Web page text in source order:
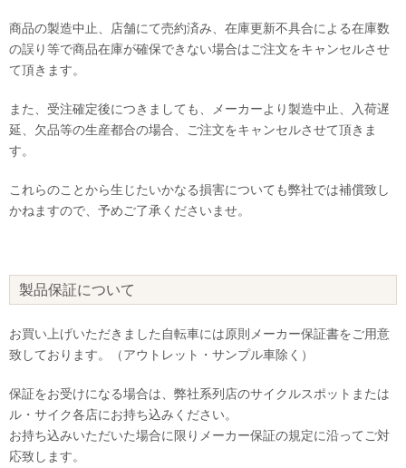
商品の製造中止、店舗にて売約済み、在庫更新不具合による在庫数
の誤り等で商品在庫が確保できない場合はご注文をキャンセルさせ
て頂きます。
また、受注確定後につきましても、メーカーより製造中止、入荷遅
延、欠品等の生産都合の場合、ご注文をキャンセルさせて頂きま
す。
これらのことから生じたいかなる損害についても弊社では補償致し
かねますので、予めご了承くださいませ。
製品保証について
お買い上げいただきました自転車には原則メーカー保証書をご用意
致しております。（アウトレット・サンプル車除く）
保証をお受けになる場合は、弊社系列店のサイクルスポットまたは
ル・サイク各店にお持ち込みください。
お持ち込みいただいた場合に限りメーカー保証の規定に沿ってご対
応致します。